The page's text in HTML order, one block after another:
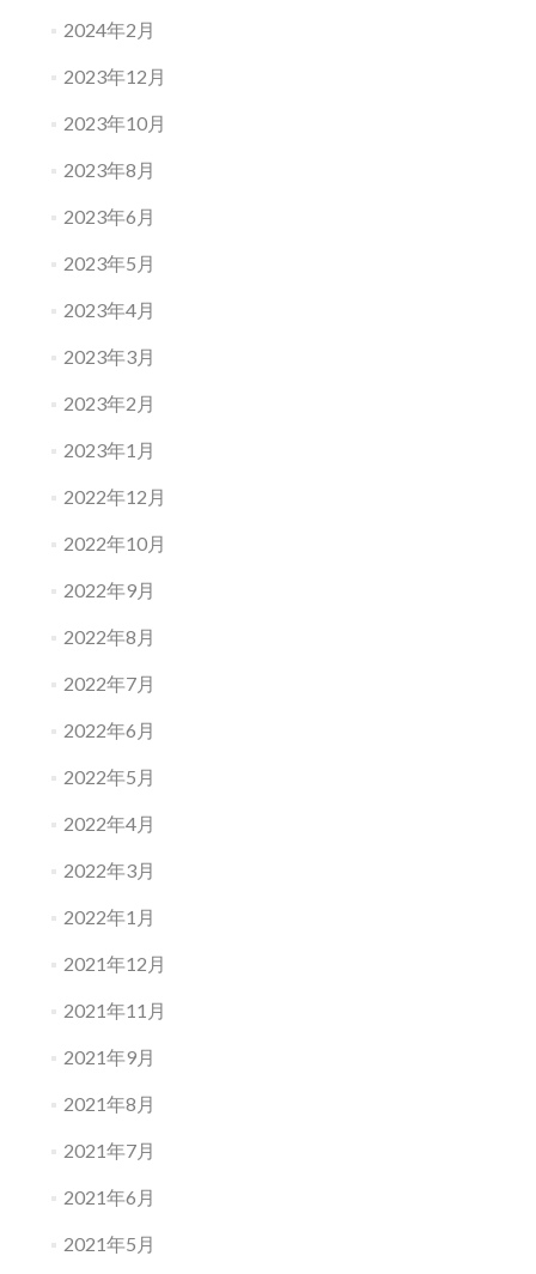
2024年2月
2023年12月
2023年10月
2023年8月
2023年6月
2023年5月
2023年4月
2023年3月
2023年2月
2023年1月
2022年12月
2022年10月
2022年9月
2022年8月
2022年7月
2022年6月
2022年5月
2022年4月
2022年3月
2022年1月
2021年12月
2021年11月
2021年9月
2021年8月
2021年7月
2021年6月
2021年5月